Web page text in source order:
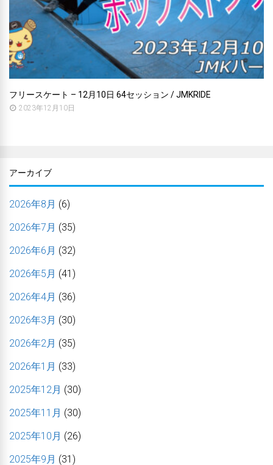
フリースケート – 12月10日 64セッション / JMKRIDE
2023年12月10日
アーカイブ
2026年8月 (6)
2026年7月 (35)
2026年6月 (32)
2026年5月 (41)
2026年4月 (36)
2026年3月 (30)
2026年2月 (35)
2026年1月 (33)
2025年12月 (30)
2025年11月 (30)
2025年10月 (26)
2025年9月 (31)